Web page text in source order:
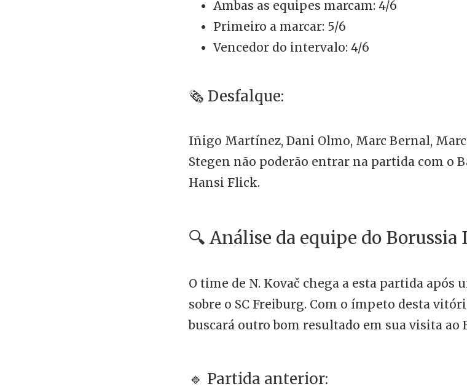
Ambas as equipes marcam: 4/6
Primeiro a marcar: 5/6
Vencedor do intervalo: 4/6
🗞️ Desfalque:
Iñigo Martínez, Dani Olmo, Marc Bernal,
Stegen não poderão entrar na partida com o
Hansi Flick.
🔍 Análise da equipe do
O time de N. Kovač chega a esta partida após
sobre o SC Freiburg. Com o ímpeto desta
buscará outro bom resultado em sua visita ao
🔹 Partida anterior: